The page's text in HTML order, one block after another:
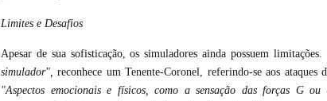
Limites e Desafios
Apesar de sua sofisticação, os simuladores ainda possuem limitações.
simulador",reconhece um Tenente-Coronel, referindo-se aos ataques
"Aspectos emocionais e físicos, como a sensação das forças G